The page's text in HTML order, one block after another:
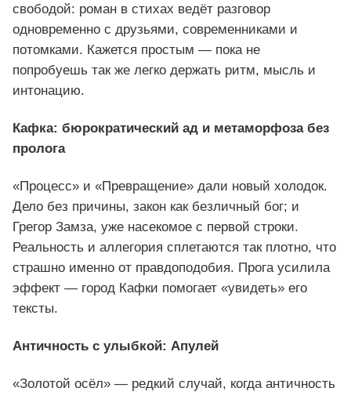
свободой: роман в стихах ведёт разговор
одновременно с друзьями, современниками и
потомками. Кажется простым — пока не
попробуешь так же легко держать ритм, мысль и
интонацию.
Кафка: бюрократический ад и метаморфоза без
пролога
«Процесс» и «Превращение» дали новый холодок.
Дело без причины, закон как безличный бог; и
Грегор Замза, уже насекомое с первой строки.
Реальность и аллегория сплетаются так плотно, что
страшно именно от правдоподобия. Прога усилила
эффект — город Кафки помогает «увидеть» его
тексты.
Античность с улыбкой: Апулей
«Золотой осёл» — редкий случай, когда античность